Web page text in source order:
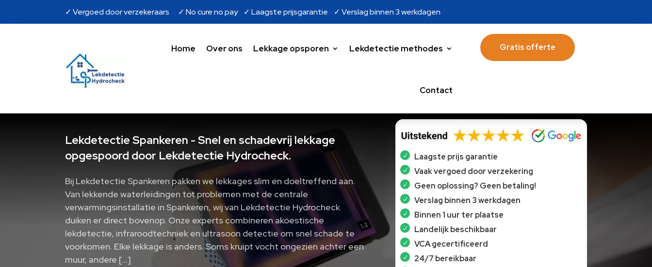
✓ Vergoed door verzekeraars ✓ No cure no pay ✓ Laagste prijsgarantie ✓ Verslag binnen 3 werkdagen
Home Over ons Lekkage opsporen Lekdetectie methodes
Contact
Gratis offerte
Lekdetectie Spankeren - Snel en schadevrij lekkage
opgespoord door Lekdetectie Hydrocheck.
Bij Lekdetectie Spankeren pakken we lekkages slim en doeltreffend aan.
Van lekkende waterleidingen tot problemen met de centrale
verwarmingsinstallatie in Spankeren, wij van Lekdetectie Hydrocheck
duiken er direct bovenop. Onze experts combineren akoestische
lekdetectie, infraroodtechniek en ultrasoon detectie om snel schade te
voorkomen. Elke lekkage is anders. Soms kruipt vocht ongezien achter een
muur, andere […]
Laagste prijs garantie
Vaak vergoed door verzekering
Geen oplossing? Geen betaling!
Verslag binnen 3 werkdagen
Binnen 1 uur ter plaatse
Landelijk beschikbaar
VCA gecertificeerd
24/7 bereikbaar